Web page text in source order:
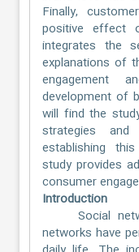
Finally,
positive effect
integrates the
explanations of
engagement
development of
will find the
strategies
establishing
study provides
consumer
Introduction
Social
networks have